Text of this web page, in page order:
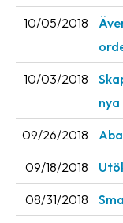
10/05/2018
10/03/2018
nya
09/26/2018
09/18/2018
08/31/2018